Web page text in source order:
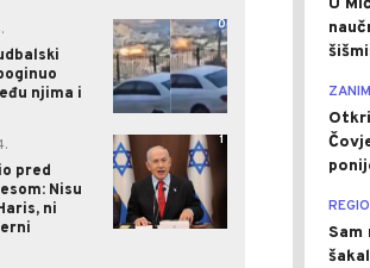
njima i
0
pred
Nisu
ni
1
U
Sam